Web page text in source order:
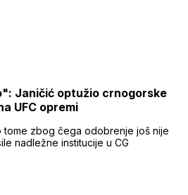
Janičić optužio crnogorske
UFC opremi
zbog čega odobrenje još nije
nadležne institucije u CG